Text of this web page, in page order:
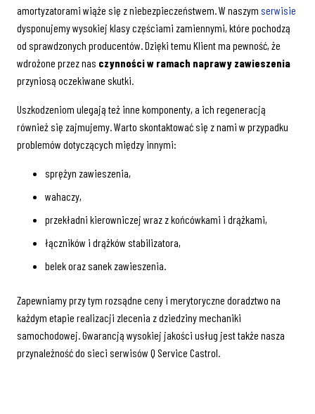
amortyzatorami wiąże się z niebezpieczeństwem. W naszym serwisie
dysponujemy wysokiej klasy częściami zamiennymi, które pochodzą
od sprawdzonych producentów. Dzięki temu Klient ma pewność, że
wdrożone przez nas czynności w ramach naprawy zawieszenia
przyniosą oczekiwane skutki.
Uszkodzeniom ulegają też inne komponenty, a ich regeneracją
również się zajmujemy. Warto skontaktować się z nami w przypadku
problemów dotyczących między innymi:
sprężyn zawieszenia,
wahaczy,
przekładni kierowniczej wraz z końcówkami i drążkami,
łączników i drążków stabilizatora,
belek oraz sanek zawieszenia.
Zapewniamy przy tym rozsądne ceny i merytoryczne doradztwo na
każdym etapie realizacji zlecenia z dziedziny mechaniki
samochodowej. Gwarancją wysokiej jakości usług jest także nasza
przynależność do sieci serwisów Q Service Castrol.